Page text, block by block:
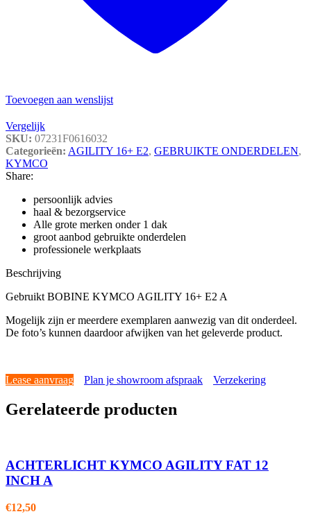
Toevoegen aan wenslijst
Vergelijk
SKU: 07231F0616032
Categorieën: AGILITY 16+ E2, GEBRUIKTE ONDERDELEN,
KYMCO
Share:
persoonlijk advies
haal & bezorgservice
Alle grote merken onder 1 dak
groot aanbod gebruikte onderdelen
professionele werkplaats
Beschrijving
Gebruikt BOBINE KYMCO AGILITY 16+ E2 A
Mogelijk zijn er meerdere exemplaren aanwezig van dit onderdeel.
De foto’s kunnen daardoor afwijken van het geleverde product.
Lease aanvraag Plan je showroom afspraak Verzekering
Gerelateerde producten
ACHTERLICHT KYMCO AGILITY FAT 12
INCH A
€12,50